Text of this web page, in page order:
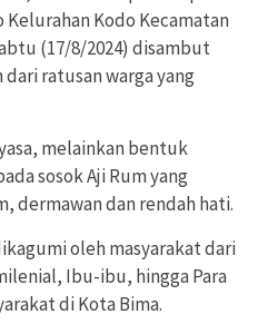
Kodo Kecamatan
(17/8/2024) disambut
ratusan warga yang
melainkan bentuk
sosok Aji Rum yang
dermawan dan rendah hati.
oleh masyarakat dari
Ibu-ibu, hingga Para
di Kota Bima.